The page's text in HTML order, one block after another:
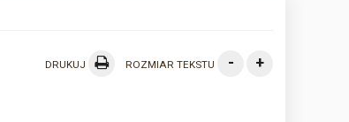
DRUKUJ ROZMIAR TEKSTU - +